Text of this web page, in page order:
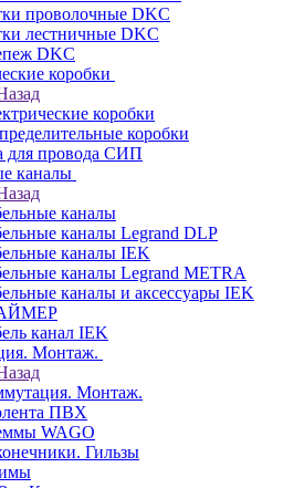
проволочные DKC
лестничные DKC
DKC
коробки
коробки
коробки
для провода СИП
каналы
каналы
каналы Legrand DLP
каналы IEK
каналы Legrand METRA
каналы и аксессуары IEK
канал IEK
Монтаж.
Монтаж.
ПВХ
WAGO
Гильзы